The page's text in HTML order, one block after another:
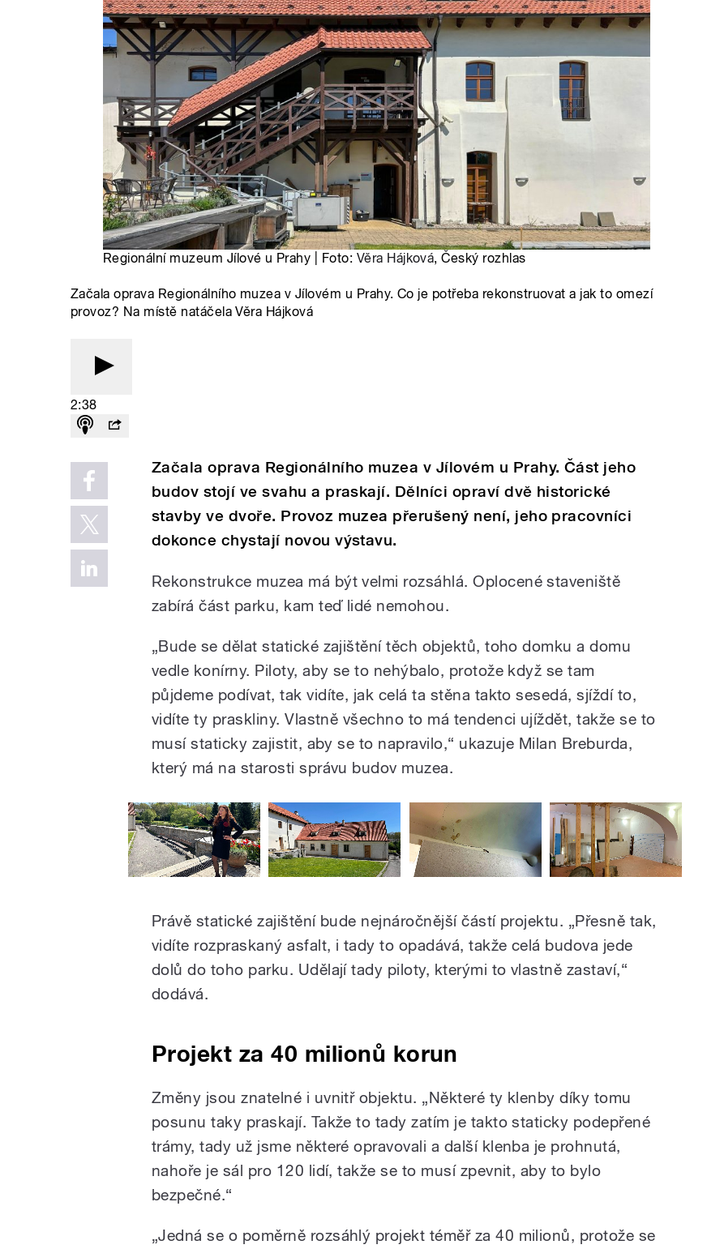
Regionální muzeum Jílové u Prahy | Foto: Věra Hájková, Český rozhlas
Začala oprava Regionálního muzea v Jílovém u Prahy. Co je potřeba rekonstruovat a jak to omezí
provoz? Na místě natáčela Věra Hájková
2:38
Začala oprava Regionálního muzea v Jílovém u Prahy. Část jeho
budov stojí ve svahu a praskají. Dělníci opraví dvě historické
stavby ve dvoře. Provoz muzea přerušený není, jeho pracovníci
dokonce chystají novou výstavu.
Rekonstrukce muzea má být velmi rozsáhlá. Oplocené staveniště
zabírá část parku, kam teď lidé nemohou.
„Bude se dělat statické zajištění těch objektů, toho domku a domu
vedle konírny. Piloty, aby se to nehýbalo, protože když se tam
půjdeme podívat, tak vidíte, jak celá ta stěna takto sesedá, sjíždí to,
vidíte ty praskliny. Vlastně všechno to má tendenci ujíždět, takže se to
musí staticky zajistit, aby se to napravilo,“ ukazuje Milan Breburda,
který má na starosti správu budov muzea.
Právě statické zajištění bude nejnáročnější částí projektu. „Přesně tak,
vidíte rozpraskaný asfalt, i tady to opadává, takže celá budova jede
dolů do toho parku. Udělají tady piloty, kterými to vlastně zastaví,“
dodává.
Projekt za 40 milionů korun
Změny jsou znatelné i uvnitř objektu. „Některé ty klenby díky tomu
posunu taky praskají. Takže to tady zatím je takto staticky podepřené
trámy, tady už jsme některé opravovali a další klenba je prohnutá,
nahoře je sál pro 120 lidí, takže se to musí zpevnit, aby to bylo
bezpečné.“
„Jedná se o poměrně rozsáhlý projekt téměř za 40 milionů, protože se